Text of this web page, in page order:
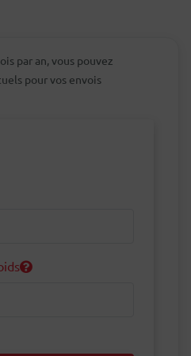
par an, vous pouvez
pour vos envois